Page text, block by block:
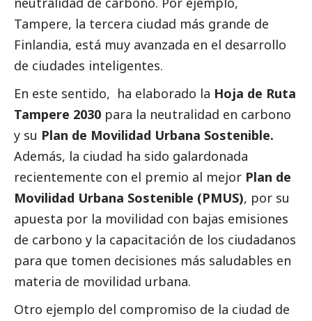
Tampere, la tercera ciudad más grande de
Finlandia, está muy avanzada en el desarrollo
de ciudades inteligentes.
En este sentido, ha elaborado la Hoja de Ruta
Tampere 2030 para la neutralidad en carbono
y su Plan de Movilidad Urbana Sostenible.
Además, la ciudad ha sido galardonada
recientemente con el premio al mejor Plan de
Movilidad Urbana Sostenible (PMUS), por su
apuesta por la movilidad con bajas emisiones
de carbono y la capacitación de los ciudadanos
para que tomen decisiones más saludables en
materia de movilidad urbana.
Otro ejemplo del compromiso de la ciudad de